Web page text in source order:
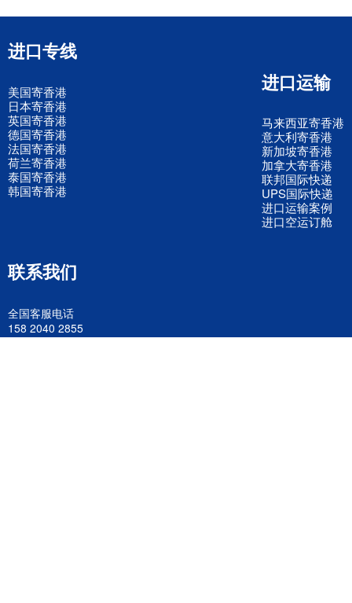
进口专线
美国寄香港
日本寄香港
英国寄香港
德国寄香港
法国寄香港
荷兰寄香港
泰国寄香港
韩国寄香港
进口运输
马来西亚寄香港
意大利寄香港
新加坡寄香港
加拿大寄香港
联邦国际快递
UPS国际快递
进口运输案例
进口空运订舱
联系我们
全国客服电话
158 2040 2855